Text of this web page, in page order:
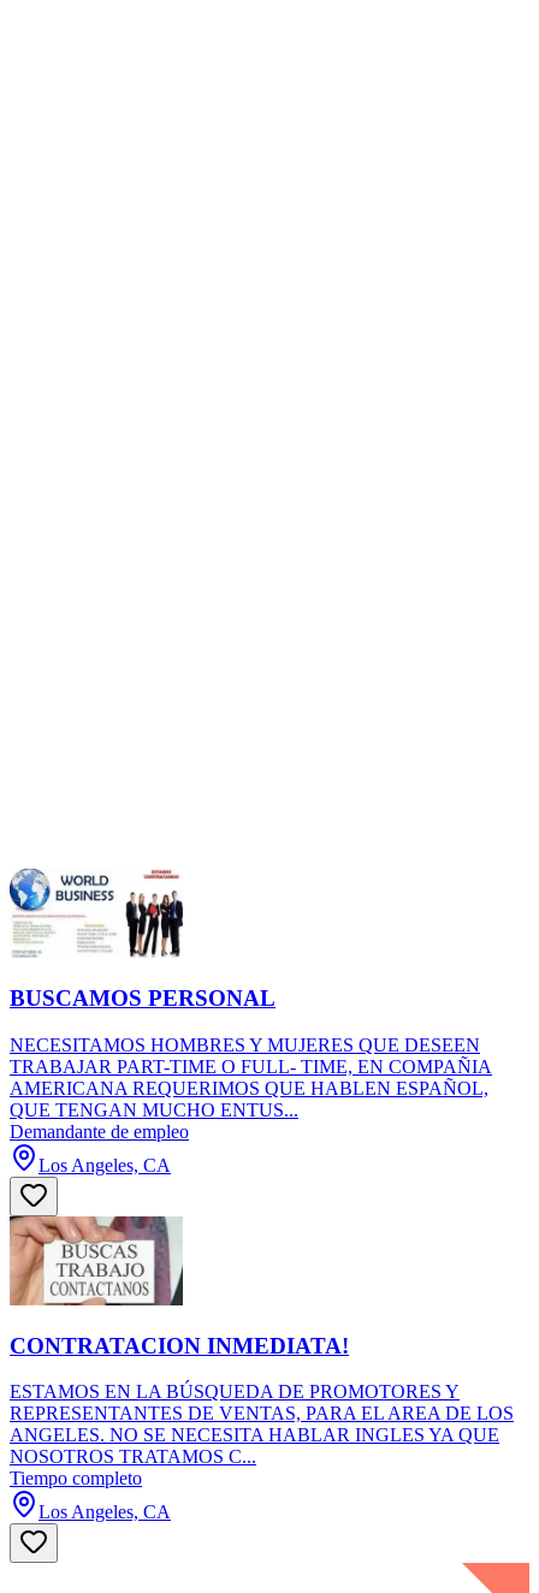
BUSCAMOS PERSONAL
NECESITAMOS HOMBRES Y MUJERES QUE DESEEN
TRABAJAR PART-TIME O FULL- TIME, EN COMPAÑIA
AMERICANA REQUERIMOS QUE HABLEN ESPAÑOL,
QUE TENGAN MUCHO ENTUS...
Demandante de empleo
Los Angeles, CA
CONTRATACION INMEDIATA!
ESTAMOS EN LA BÚSQUEDA DE PROMOTORES Y
REPRESENTANTES DE VENTAS, PARA EL AREA DE LOS
ANGELES. NO SE NECESITA HABLAR INGLES YA QUE
NOSOTROS TRATAMOS C...
Tiempo completo
Los Angeles, CA